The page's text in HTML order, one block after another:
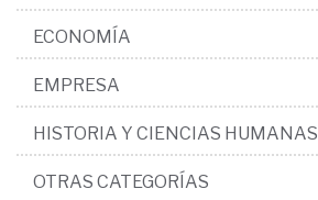
ECONOMÍA
EMPRESA
HISTORIA Y CIENCIAS HUMANAS
OTRAS CATEGORÍAS